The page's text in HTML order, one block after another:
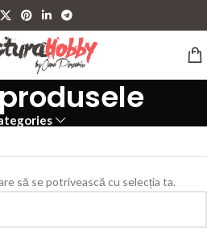
să se potrivească cu selecția ta.